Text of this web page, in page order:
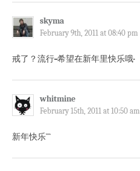
skyma
February 9th, 2011 at 08:40 pm
戒了？流行·····希望在新年里快乐哦··
whitmine
February 15th, 2011 at 10:50 am
新年快乐````